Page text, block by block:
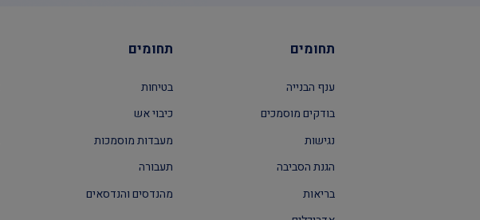
תחומים
ענף הבנייה
בודקים מוסמכים
נגישות
הגנת הסביבה
בריאות
תחומים
בטיחות
כיבוי אש
מעבדות מוסמכות
תעבורה
מהנדסים והנדסאים